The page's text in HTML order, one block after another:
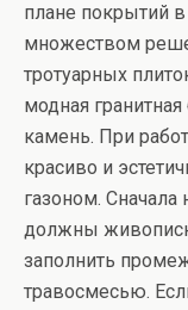
плане покрытий
множеством
тротуарных
модная
камень. При
красиво и
газоном.
должны
заполнить
травосмесью.